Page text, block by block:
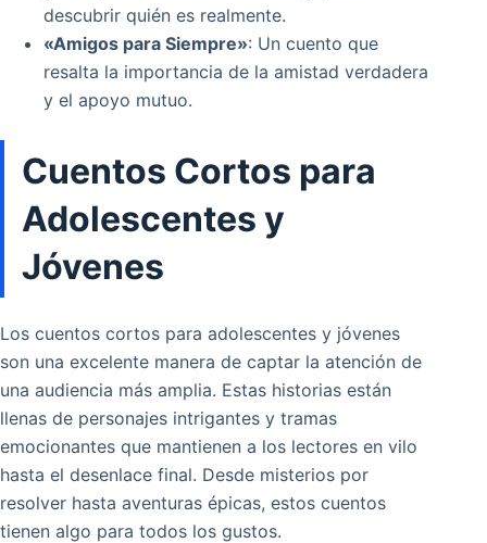
descubrir quién es realmente.
«Amigos para Siempre»: Un cuento que
resalta la importancia de la amistad verdadera
y el apoyo mutuo.
Cuentos Cortos para
Adolescentes y
Jóvenes
Los cuentos cortos para adolescentes y jóvenes
son una excelente manera de captar la atención de
una audiencia más amplia. Estas historias están
llenas de personajes intrigantes y tramas
emocionantes que mantienen a los lectores en vilo
hasta el desenlace final. Desde misterios por
resolver hasta aventuras épicas, estos cuentos
tienen algo para todos los gustos.